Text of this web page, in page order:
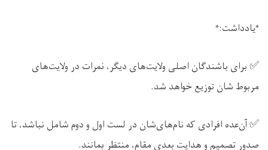
*یادداشت:*
✅برای باشندگان اصلی ولایت‌های دیگر، نمرات در ولایت‌های
مربوط‌ شان توزیع خواهد شد.
✅آن‌عده افرادی که نام‌های‌شان در لست اول و دوم شامل نباشد، تا
صدور تصمیم و هدایت بعدی مقام، منتظر بمانند.